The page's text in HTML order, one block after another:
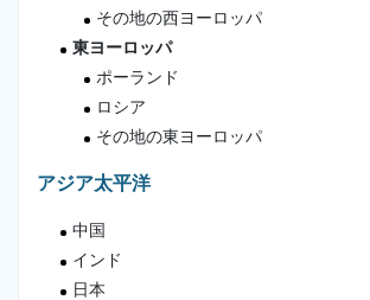
その地の西ヨーロッパ
東ヨーロッパ
ポーランド
ロシア
その地の東ヨーロッパ
アジア太平洋
中国
インド
日本